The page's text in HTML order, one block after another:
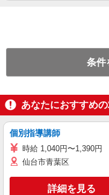
条件
あなたにおすすめ
個別指導講師
時給 1,040円〜1,390円
仙台市青葉区
詳細を見る